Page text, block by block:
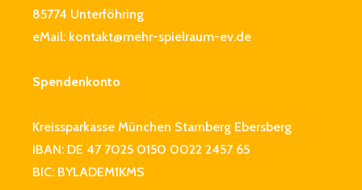
85774 Unterföhring
eMail: kontakt@mehr-spielraum-ev.de
Spendenkonto
Kreissparkasse München Starnberg Ebersberg
IBAN: DE 47 7025 0150 0022 2457 65
BIC: BYLADEM1KMS